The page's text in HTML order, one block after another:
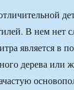
В нем
является в
дерева или